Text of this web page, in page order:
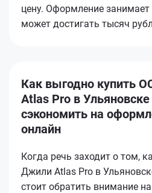
цену. Оформление
может достигать тысяч
Как выгодно купить
Atlas Pro в
сэкономить на
онлайн
Когда речь заходит о том,
Джили Atlas Pro в
стоит обратить внимание